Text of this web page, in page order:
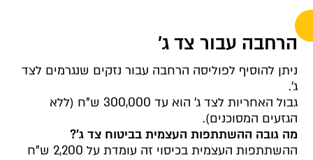
הרחבה עבור צד ג'
ניתן להוסיף לפוליסה הרחבה עבור נזקים שנגרמים לצד
ג'.
גבול האחריות לצד ג' הוא עד 300,000 ש"ח (ללא
הגזעים המסוכנים).
מה גובה ההשתתפות העצמית בביטוח צד ג'?
ההשתתפות העצמית בכיסוי זה עומדת על 2,200 ש"ח